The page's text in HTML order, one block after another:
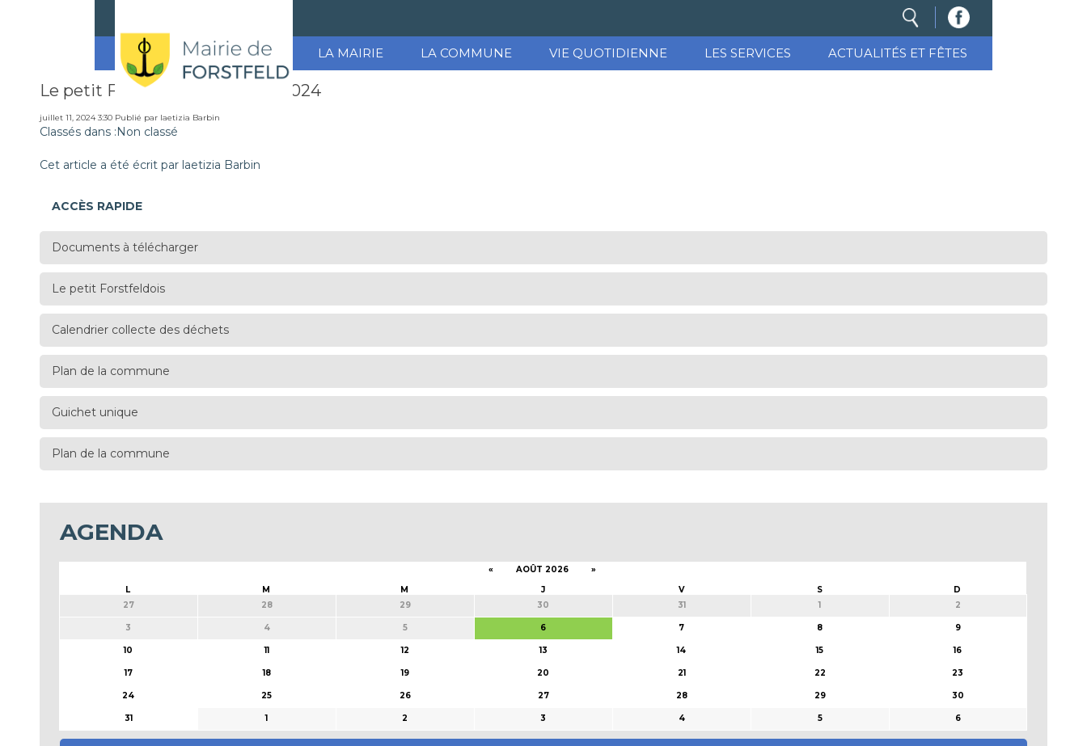
LA MAIRIE LA COMMUNE VIE QUOTIDIENNE LES SERVICES ACTUALITÉS ET FÊTES
Le petit Forstfeldois n° 17 juin 2024
juillet 11, 2024 3:30 Publié par laetizia Barbin
Classés dans :Non classé
Cet article a été écrit par laetizia Barbin
ACCÈS RAPIDE
Documents à télécharger
Le petit Forstfeldois
Calendrier collecte des déchets
Plan de la commune
Guichet unique
Plan de la commune
AGENDA
« AOÛT 2026
»
L
M M J V S
D
27
28 29 30 31 1 2
3 4 5 6 7 8 9
10 11 12 13 14 15 16
17 18 19 20 21 22 23
24 25 26 27 28 29 30
31 1 2 3 4 5 6